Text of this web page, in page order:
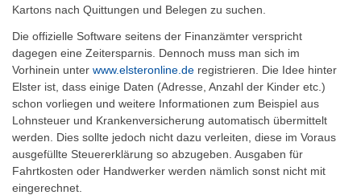
Kartons nach Quittungen und Belegen zu suchen.
Die offizielle Software seitens der Finanzämter verspricht
dagegen eine Zeitersparnis. Dennoch muss man sich im
Vorhinein unter www.elsteronline.de registrieren. Die Idee hinter
Elster ist, dass einige Daten (Adresse, Anzahl der Kinder etc.)
schon vorliegen und weitere Informationen zum Beispiel aus
Lohnsteuer und Krankenversicherung automatisch übermittelt
werden. Dies sollte jedoch nicht dazu verleiten, diese im Voraus
ausgefüllte Steuererklärung so abzugeben. Ausgaben für
Fahrtkosten oder Handwerker werden nämlich sonst nicht mit
eingerechnet.